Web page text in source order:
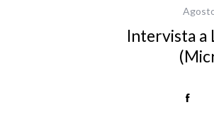
Intervista a